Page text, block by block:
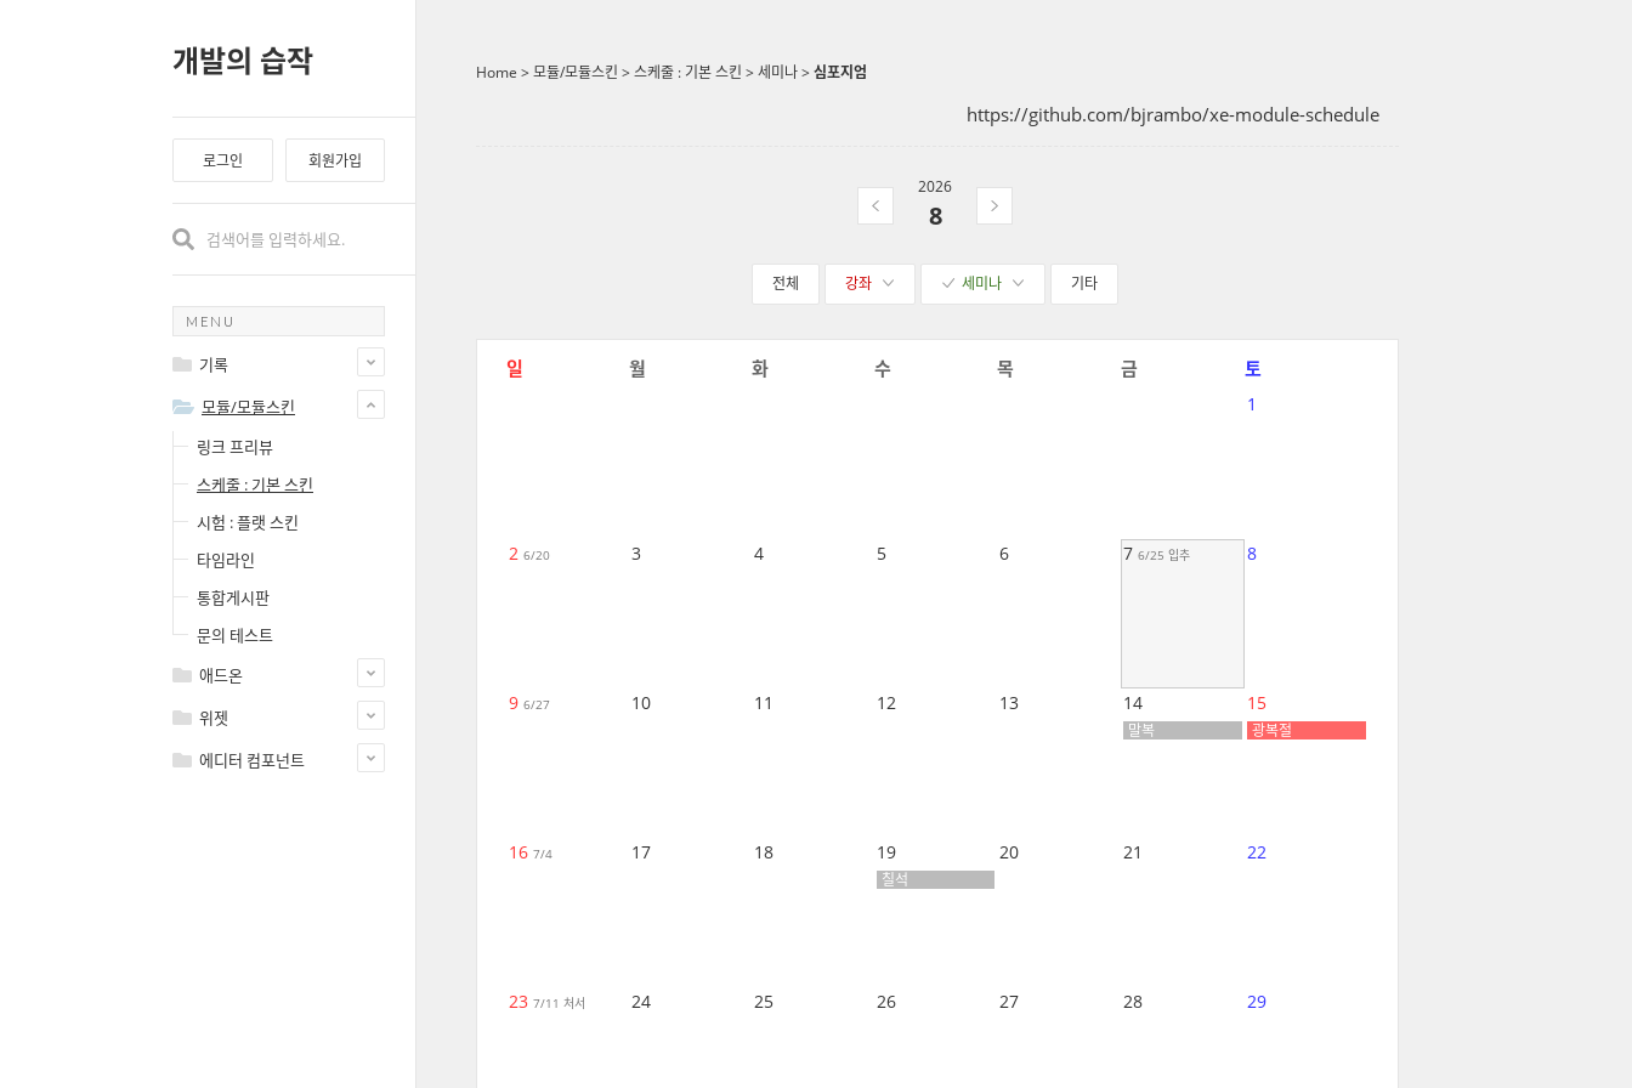
개발의 습작
로그인 회원가입
MENU
기록
모듈/모듈스킨
링크 프리뷰
스케줄 : 기본 스킨
시험 : 플랫 스킨
타임라인
통합게시판
문의 테스트
애드온
위젯
에디터 컴포넌트
Home >모듈/모듈스킨 >스케줄 : 기본 스킨 >세미나>심포지엄
https://github.com/bjrambo/xe-module-schedule
2026
8
전체 강좌 세미나 기타
일 월 화 수 목 금 토
1
2 6/20 3 4 5 6 7 6/25 입추 8
9 6/27 10 11 12 13 14
말복
15
광복절
16 7/4 17 18 19
칠석
20 21 22
23 7/11 처서 24 25 26 27 28 29